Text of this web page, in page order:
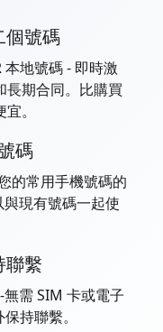
個號碼
地號碼 - 即時激
長期合同。比購買
。
碼
的常用手機號碼的
現有號碼一起使
聯繫
需 SIM 卡或電子
持聯繫。